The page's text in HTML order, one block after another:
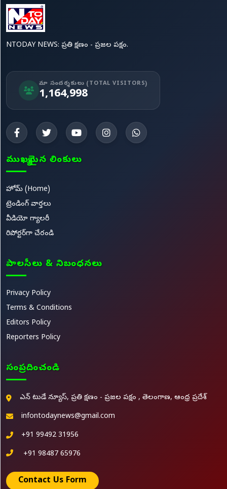
NTODAY NEWS: ప్రతి క్షణం - ప్రజల పక్షం.
మా సందర్శకులు (TOTAL VISITORS)
1,164,998
ముఖ్యమైన లింకులు
హోమ్ (Home)
ట్రెండింగ్ వార్తలు
వీడియో గ్యాలరీ
రిపోర్టర్‌గా చేరండి
పాలసీలు & నిబంధనలు
Privacy Policy
Terms & Conditions
Editors Policy
Reporters Policy
సంప్రదించండి
ఎన్ టుడే న్యూస్, ప్రతి క్షణం - ప్రజల పక్షం , తెలంగాణ, ఆంధ్ర ప్రదేశ్
infontodaynews@gmail.com
+91 99492 31956
+91 98487 65976
Contact Us Form